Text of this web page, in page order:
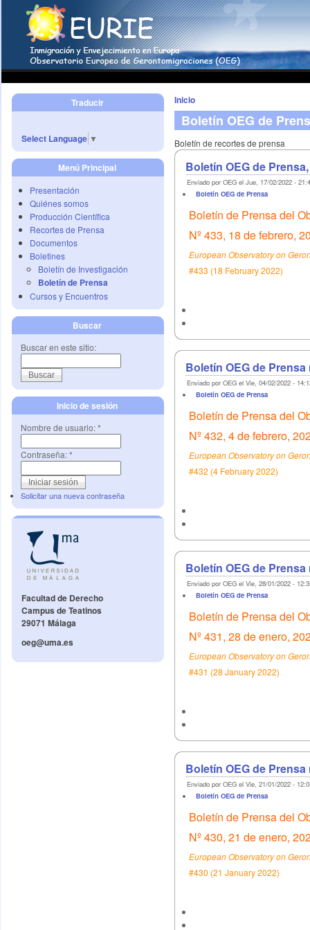
Traducir
Select Language ▼
Menú Principal
Presentación
Quiénes somos
Producción Científica
Recortes de Prensa
Documentos
Boletines
Boletín de Investigación
Boletín de Prensa
Cursos y Encuentros
Buscar
Buscar en este sitio:
Inicio de sesión
Nombre de usuario:*
Contraseña:*
Solicitar una nueva contraseña
Facultad de Derecho
Campus de Teatinos
29071 Málaga
oeg@uma.es
Inicio
Boletín OEG de
Boletín de recortes de prensa
Boletín OEG de Prensa,
Enviado por OEG el Jue, 17/02/2022 -
Boletín OEG de Prensa
Boletín de Prensa del
Nº 433, 18 de febrero,
European Observatory on
#433 (18 February 2022)
Boletín OEG de Prensa
Enviado por OEG el Vie, 04/02/2022 -
Boletín OEG de Prensa
Boletín de Prensa del
Nº 432, 4 de febrero,
European Observatory on
#432 (4 February 2022)
Boletín OEG de Prensa
Enviado por OEG el Vie, 28/01/2022 -
Boletín OEG de Prensa
Boletín de Prensa del
Nº 431, 28 de enero,
European Observatory on
#431 (28 January 2022)
Boletín OEG de Prensa
Enviado por OEG el Vie, 21/01/2022 -
Boletín OEG de Prensa
Boletín de Prensa del
Nº 430, 21 de enero,
European Observatory on
#430 (21 January 2022)